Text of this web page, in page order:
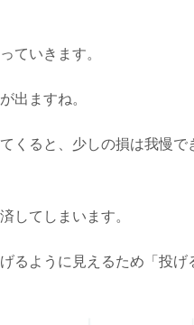
ていきます。
出ますね。
くると、少しの損は我慢
してしまいます。
るように見えるため「投げ